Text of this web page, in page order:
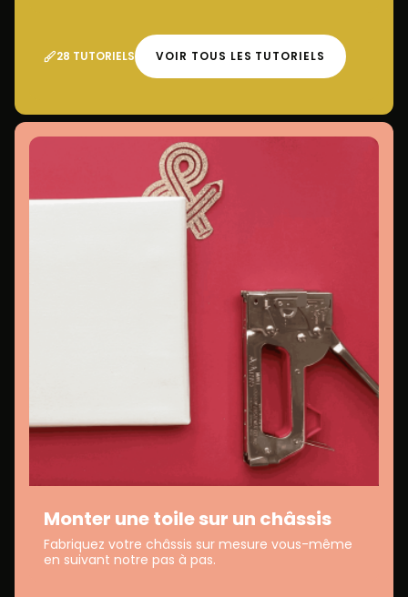
28 TUTORIELS VOIR TOUS LES TUTORIELS
Monter une toile sur un châssis
Fabriquez votre châssis sur mesure vous-même
en suivant notre pas à pas.